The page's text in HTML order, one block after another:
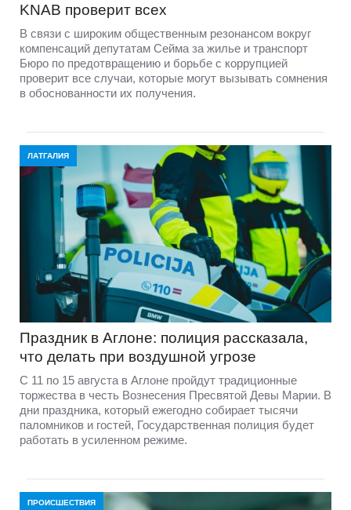
KNAB проверит всех
В связи с широким общественным резонансом вокруг
компенсаций депутатам Сейма за жилье и транспорт
Бюро по предотвращению и борьбе с коррупцией
проверит все случаи, которые могут вызывать сомнения
в обоснованности их получения.
ЛАТГАЛИЯ
Праздник в Аглоне: полиция рассказала,
что делать при воздушной угрозе
С 11 по 15 августа в Аглоне пройдут традиционные
торжества в честь Вознесения Пресвятой Девы Марии. В
дни праздника, который ежегодно собирает тысячи
паломников и гостей, Государственная полиция будет
работать в усиленном режиме.
ПРОИСШЕСТВИЯ